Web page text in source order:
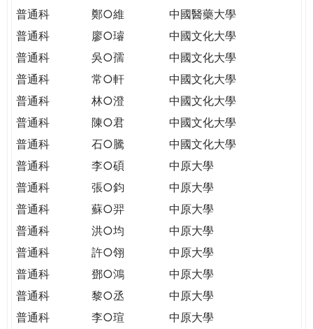
普通科
鄭○維
中國醫藥大學
普通科
廖○璿
中國文化大學
普通科
吳○孺
中國文化大學
普通科
常○軒
中國文化大學
普通科
林○澄
中國文化大學
普通科
陳○君
中國文化大學
普通科
石○騰
中國文化大學
普通科
李○碩
中原大學
普通科
張○鈞
中原大學
普通科
蘇○羿
中原大學
普通科
洪○均
中原大學
普通科
許○翎
中原大學
普通科
鄧○鴻
中原大學
普通科
黎○丞
中原大學
普通科
李○瑄
中原大學